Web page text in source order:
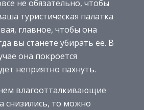
не обязательно, чтобы
туристическая палатка
главное, чтобы она
вы станете убирать её. В
она покроется
неприятно пахнуть.
влагоотталкивающие
снизились, то можно